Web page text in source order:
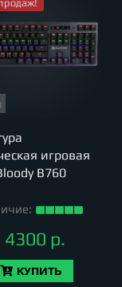
игровая
B760
4300 р.
КУПИТЬ